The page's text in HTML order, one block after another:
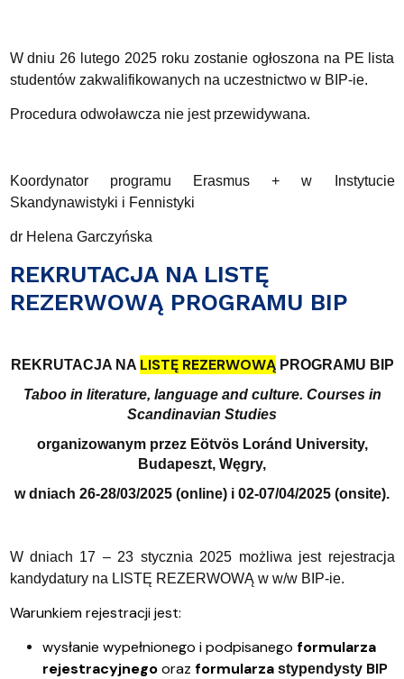
W dniu 26 lutego 2025 roku zostanie ogłoszona na PE lista
studentów zakwalifikowanych na uczestnictwo w BIP-ie.
Procedura odwoławcza nie jest przewidywana.
Koordynator programu Erasmus + w Instytucie
Skandynawistyki i Fennistyki
dr Helena Garczyńska
REKRUTACJA NA LISTĘ
REZERWOWĄ PROGRAMU BIP
REKRUTACJA NA LISTĘ REZERWOWĄPROGRAMU BIP
Taboo in literature, language and culture. Courses in
Scandinavian Studies
organizowanym przez Eötvös Loránd University,
Budapeszt, Węgry,
w dniach 26-28/03/2025 (online) i 02-07/04/2025 (onsite).
W dniach 17 – 23 stycznia 2025 możliwa jest rejestracja
kandydatury na LISTĘ REZERWOWĄ w w/w BIP-ie.
Warunkiem rejestracji jest:
wysłanie wypełnionego i podpisanego formularza
rejestracyjnegooraz formularza stypendysty BIP